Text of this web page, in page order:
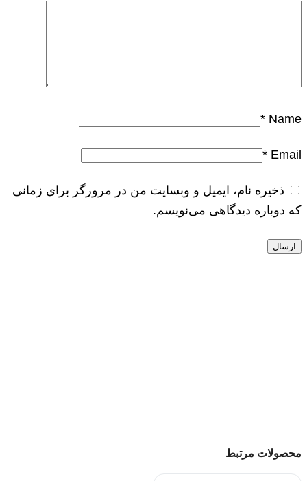
Name
*
Email
*
ذخیره نام، ایمیل و وبسایت من در مرورگر برای زمانی
که دوباره دیدگاهی می‌نویسم.
محصولات مرتبط